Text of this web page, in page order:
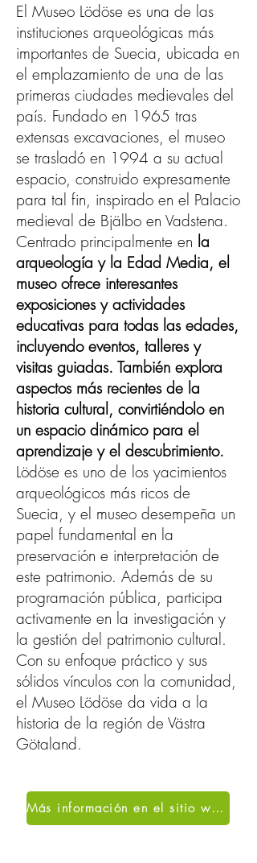
El Museo Lödöse es una de las
instituciones arqueológicas más
importantes de Suecia, ubicada en
el emplazamiento de una de las
primeras ciudades medievales del
país. Fundado en 1965 tras
extensas excavaciones, el museo
se trasladó en 1994 a su actual
espacio, construido expresamente
para tal fin, inspirado en el Palacio
medieval de Bjälbo en Vadstena.
Centrado principalmente en la
arqueología y la Edad Media, el
museo ofrece interesantes
exposiciones y actividades
educativas para todas las edades,
incluyendo eventos, talleres y
visitas guiadas. También explora
aspectos más recientes de la
historia cultural, convirtiéndolo en
un espacio dinámico para el
aprendizaje y el descubrimiento.
Lödöse es uno de los yacimientos
arqueológicos más ricos de
Suecia, y el museo desempeña un
papel fundamental en la
preservación e interpretación de
este patrimonio. Además de su
programación pública, participa
activamente en la investigación y
la gestión del patrimonio cultural.
Con su enfoque práctico y sus
sólidos vínculos con la comunidad,
el Museo Lödöse da vida a la
historia de la región de Västra
Götaland.
Más información en el sitio web oficial